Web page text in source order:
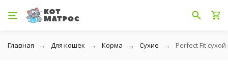
Главная Для кошек Корма Сухие Perfect Fit